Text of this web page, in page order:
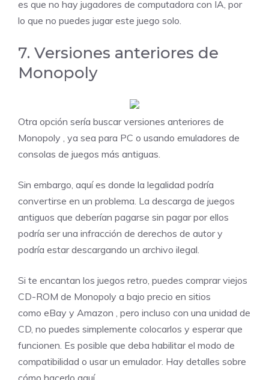
es que no hay jugadores de computadora con IA, por
lo que no puedes jugar este juego solo.
7. Versiones anteriores de
Monopoly
Otra opción sería buscarversiones anteriores de
Monopoly , ya sea para PC o usando emuladores de
consolas de juegos más antiguas.
Sin embargo, aquí es donde la legalidad podría
convertirse en un problema. La descarga de juegos
antiguos que deberían pagarse sin pagar por ellos
podría ser una infracción de derechos de autor y
podría estar descargando un archivo ilegal.
Si te encantan los juegos retro, puedes comprar viejos
CD-ROM de Monopoly a bajo precio en sitios
como eBay y Amazon , pero incluso con una unidad de
CD, no puedes simplemente colocarlos y esperar que
funcionen. Es posible que deba habilitar el modo de
compatibilidad o usar un emulador. Hay detalles sobre